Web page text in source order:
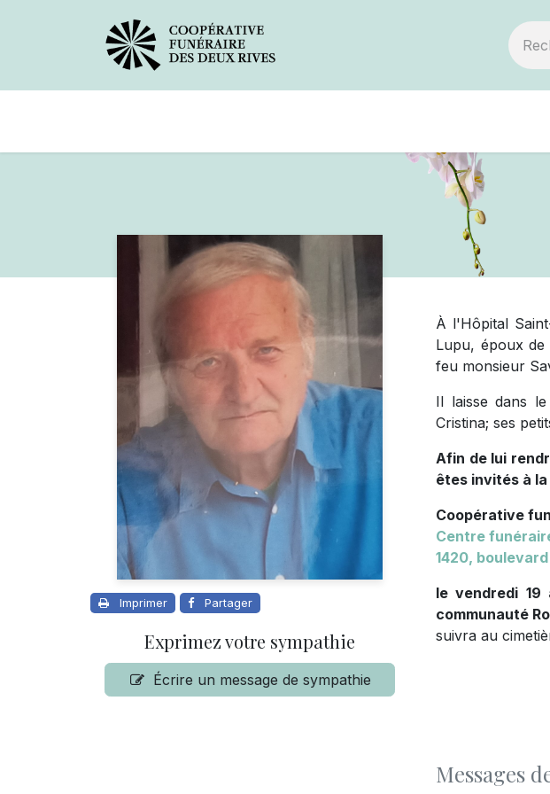
Imprimer Partager
Exprimez votre sympathie
Écrire un message de sympathie
À l'Hôpital
Lupu, époux de
feu monsieur
Il laisse dans
Cristina; ses
Afin de lui
êtes invités à la
Coopérative
Centre
1420,
le vendredi
communauté
suivra au
Messages